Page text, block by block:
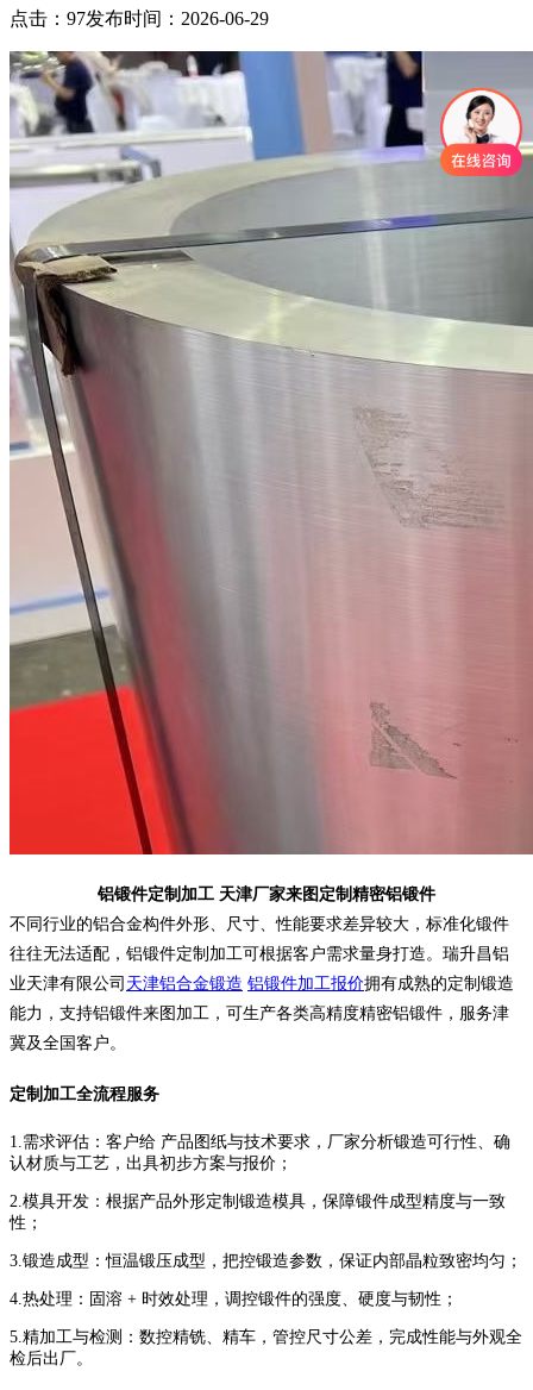
点击：97发布时间：2026-06-29
铝锻件定制加工 天津厂家来图定制精密铝锻件
不同行业的铝合金构件外形、尺寸、性能要求差异较大，标准化锻件
往往无法适配，铝锻件定制加工可根据客户需求量身打造。瑞升昌铝
业天津有限公司 天津铝合金锻造 铝锻件加工报价拥有成熟的定制锻造
能力，支持铝锻件来图加工，可生产各类高精度精密铝锻件，服务津
冀及全国客户。
定制加工全流程服务
1.需求评估：客户给 产品图纸与技术要求，厂家分析锻造可行性、确
认材质与工艺，出具初步方案与报价；
2.模具开发：根据产品外形定制锻造模具，保障锻件成型精度与一致
性；
3.锻造成型：恒温锻压成型，把控锻造参数，保证内部晶粒致密均匀；
4.热处理：固溶 + 时效处理，调控锻件的强度、硬度与韧性；
5.精加工与检测：数控精铣、精车，管控尺寸公差，完成性能与外观全
检后出厂。